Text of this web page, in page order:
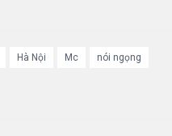
Hà Nội Mc nói ngọng